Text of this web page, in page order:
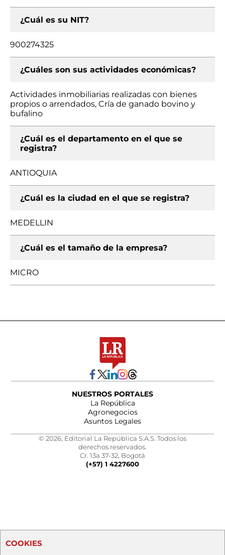
¿Cuál es su NIT?
900274325
¿Cuáles son sus actividades económicas?
Actividades inmobiliarias realizadas con bienes
propios o arrendados, Cría de ganado bovino y
bufalino
¿Cuál es el departamento en el que se
registra?
ANTIOQUIA
¿Cuál es la ciudad en el que se registra?
MEDELLIN
¿Cuál es el tamaño de la empresa?
MICRO
NUESTROS PORTALES
La República
Agronegocios
Asuntos Legales
© 2026, Editorial La República S.A.S. Todos los
derechos reservados.
Cr. 13a 37-32, Bogotá
(+57) 1 4227600
COOKIES